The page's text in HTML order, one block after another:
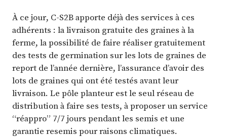
À ce jour, C-S2B apporte déjà des services à ces
adhérents : la livraison gratuite des graines à la
ferme, la possibilité de faire réaliser gratuitement
des tests de germination sur les lots de graines de
report de l’année dernière, l’assurance d’avoir des
lots de graines qui ont été testés avant leur
livraison. Le pôle planteur est le seul réseau de
distribution à faire ses tests, à proposer un service
“réappro” 7/7 jours pendant les semis et une
garantie resemis pour raisons climatiques.